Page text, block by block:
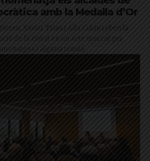
amb la Medalla d’Or
Xavier Trias i Ada Colau reben la
i alguna tensió